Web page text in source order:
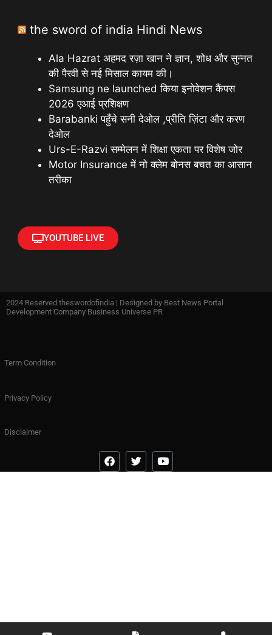
the sword of india Hindi News
Ala Hazrat अहमद रज़ा खान ने ज्ञान, शोध और सुन्नत
की पैरवी से नई मिसाल कायम की।
Samsung ne launched किया इनोवेशन कैंपस
2026 एआई प्रशिक्षण
Barabanki पहुँचे सनी देओल ,प्रीति ज़िंटा और करण
देओल
Urs-E-Razvi सम्मेलन में शिक्षा एकता पर विशेष जोर
Motor Insurance में नो क्लेम बोनस बचत का आसान
तरीका
YOUTUBE LIVE
2024 Reserved theswordofindia | Designed by Best News Portal
Development Company Business Universe PR
Term Condition
Privacy Policy
Disclaimer